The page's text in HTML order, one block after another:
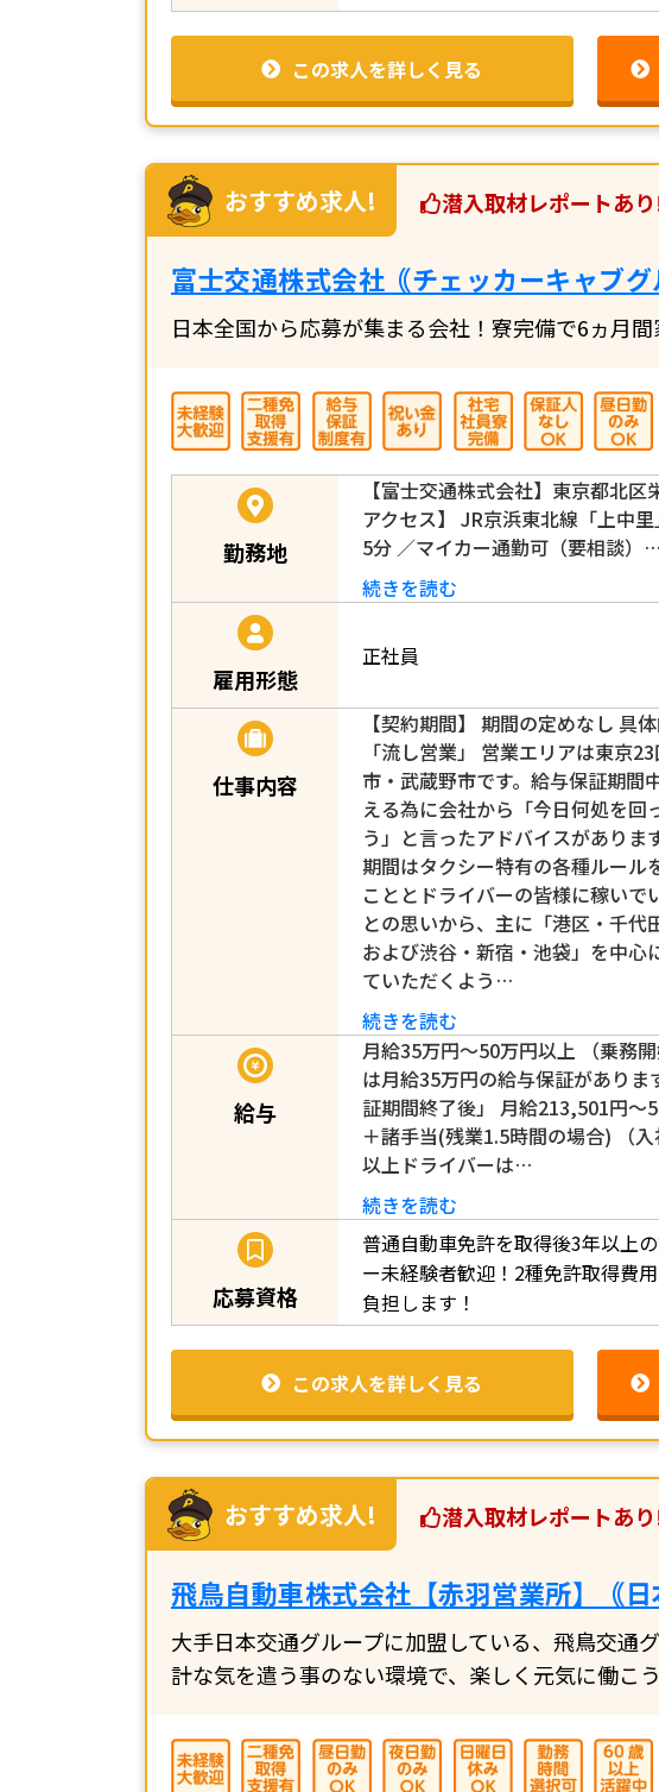
この求人を詳しく見る
おすすめ求人! 潜入取材レポートあ
富士交通株式会社｟チェッカーキャブグ
日本全国から応募が集まる会社！寮完備で6ヵ月
勤務地
【富士交通株式会社】東京都北区
アクセス】 JR京浜東北線「上中
5分 ／マイカー通勤可（要相談）…
続きを読む
雇用形態
正社員
仕事内容
【契約期間】 期間の定めなし 具
「流し営業」 営業エリアは東京
市・武蔵野市です。給与保証期間
える為に会社から「今日何処を回
う」と言ったアドバイスがありま
期間はタクシー特有の各種ルール
こととドライバーの皆様に稼いで
との思いから、主に「港区・千代
および渋谷・新宿・池袋」を中心
ていただくよう…
続きを読む
給与
月給35万円～50万円以上 （乗務
は月給35万円の給与保証がありま
証期間終了後」 月給213,501円～
＋諸手当(残業1.5時間の場合) （
以上ドライバーは…
続きを読む
応募資格
普通自動車免許を取得後3年以上
ー未経験者歓迎！2種免許取得費
負担します！
この求人を詳しく見る
おすすめ求人! 潜入取材レポートあ
飛鳥自動車株式会社【赤羽営業所】｟日
大手日本交通グループに加盟している、飛鳥交通
計な気を遣う事のない環境で、楽しく元気に働こう